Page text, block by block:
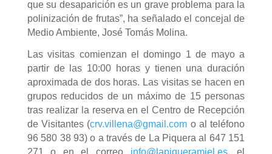
que su desaparición es un grave problema para la
polinización de frutas”, ha señalado el concejal de
Medio Ambiente, José Tomás Molina.
Las visitas comienzan el domingo 1 de mayo a
partir de las 10:00 horas y tienen una duración
aproximada de dos horas. Las visitas se hacen en
grupos reducidos de un máximo de 15 personas
tras realizar la reserva en el Centro de Recepción
de Visitantes (crv.villena@gmail.com o al teléfono
96 580 38 93) o a través de La Piquera al 647 151
271 o en el correo info@lapiqueramiel.es, el